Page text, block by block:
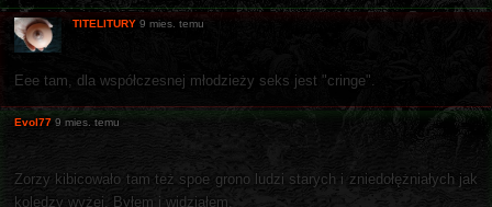
TITELITURY 9 mies. temu
Eee tam, dla współczesnej młodzieży seks jest "cringe".
Evol77 9 mies. temu
Zorzy kibicowało tam też spoe grono ludzi starych i zniedołężniałych jak
koledzy wyżej. Byłem i widziałem.